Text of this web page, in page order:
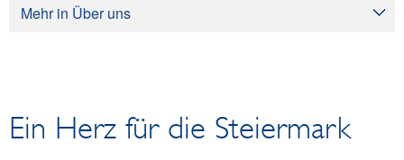
Mehr in Über uns
Rechtliche Grundlagen
Ein Herz für die Steiermark